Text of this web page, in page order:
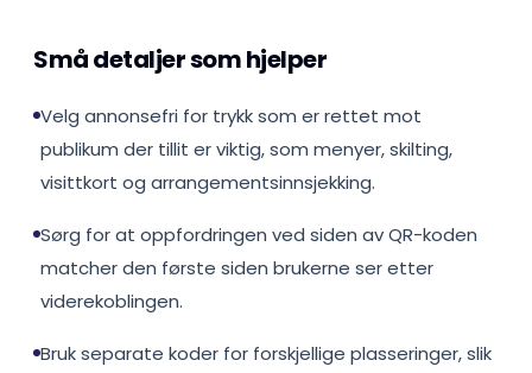
Små detaljer som hjelper
Velg annonsefri for trykk som er rettet mot
publikum der tillit er viktig, som menyer, skilting,
visittkort og arrangementsinnsjekking.
Sørg for at oppfordringen ved siden av QR-koden
matcher den første siden brukerne ser etter
viderekoblingen.
Bruk separate koder for forskjellige plasseringer, slik